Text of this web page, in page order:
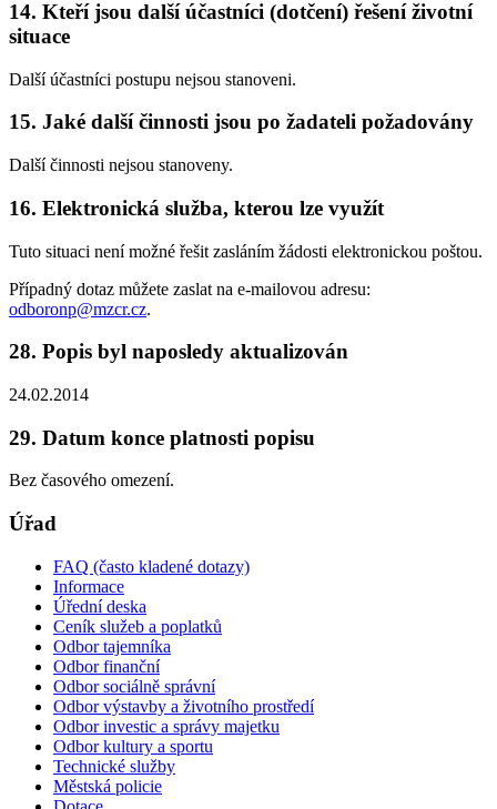
14. Kteří jsou další účastníci (dotčení) řešení životní
situace
Další účastníci postupu nejsou stanoveni.
15. Jaké další činnosti jsou po žadateli požadovány
Další činnosti nejsou stanoveny.
16. Elektronická služba, kterou lze využít
Tuto situaci není možné řešit zasláním žádosti elektronickou poštou.
Případný dotaz můžete zaslat na e-mailovou adresu:
odboronp@mzcr.cz.
28. Popis byl naposledy aktualizován
24.02.2014
29. Datum konce platnosti popisu
Bez časového omezení.
Úřad
FAQ (často kladené dotazy)
Informace
Úřední deska
Ceník služeb a poplatků
Odbor tajemníka
Odbor finanční
Odbor sociálně správní
Odbor výstavby a životního prostředí
Odbor investic a správy majetku
Odbor kultury a sportu
Technické služby
Městská policie